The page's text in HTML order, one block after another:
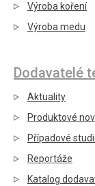
Výroba koření
Výroba medu
Dodavatelé
Aktuality
Produktové
Případové
Reportáže
Katalog